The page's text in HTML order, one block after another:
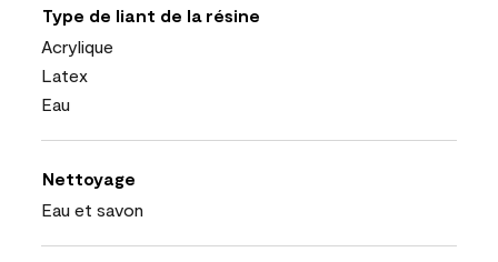
Type de liant de la résine
Acrylique
Latex
Eau
Nettoyage
Eau et savon